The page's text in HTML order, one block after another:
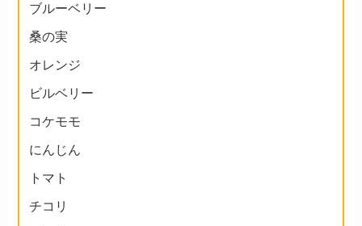
ブルーベリー
桑の実
オレンジ
ビルベリー
コケモモ
にんじん
トマト
チコリ